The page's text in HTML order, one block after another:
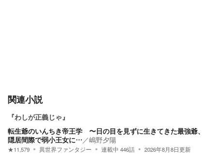
関連小説
『わしが正義じゃ』
転生爺のいんちき帝王学 〜日の目を見ずに生きてきた最強爺、
隠居間際で弱小王女に…／嶋野夕陽
★11,579 異世界ファンタジー 連載中 446話 2026年8月8日更新